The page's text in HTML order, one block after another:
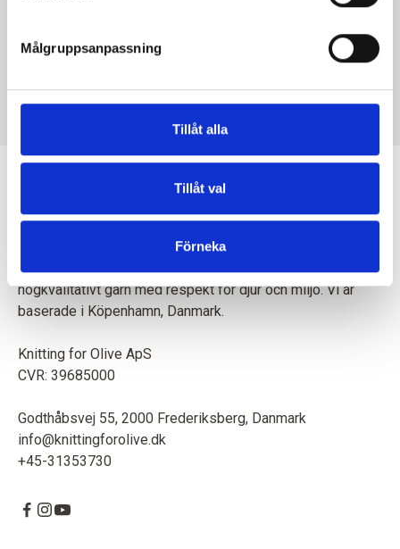
Målgruppsanpassning
Tillåt alla
Tillåt val
Förneka
KNITTING FOR OLIVE
MERINO - CARDAMOM
SALE PRICE
€8,30
En mor och dotter skapar tillsammans stickmönster och
högkvalitativt garn med respekt för djur och miljö. Vi är
baserade i Köpenhamn, Danmark.
Knitting for Olive ApS
CVR: 39685000
Godthåbsvej 55, 2000 Frederiksberg, Danmark
info@knittingforolive.dk
+45-31353730